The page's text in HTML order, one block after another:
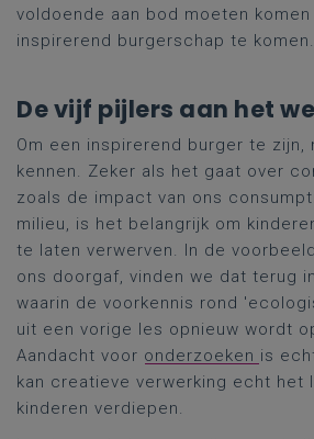
voldoende aan bod moeten
inspirerend burgerschap te komen.
De vijf pijlers aan het
Om een inspirerend burger te zijn,
kennen. Zeker als het gaat over
zoals de impact van ons
milieu, is het belangrijk om
te laten verwerven. In de
ons doorgaf, vinden we dat terug
waarin de voorkennis rond
uit een vorige les opnieuw wordt
Aandacht voor onderzoeken is
kan creatieve verwerking echt het
kinderen verdiepen.